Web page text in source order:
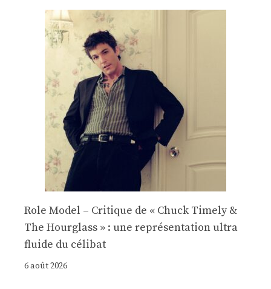
Role Model – Critique de « Chuck Timely &
The Hourglass » : une représentation ultra
fluide du célibat
6 août 2026